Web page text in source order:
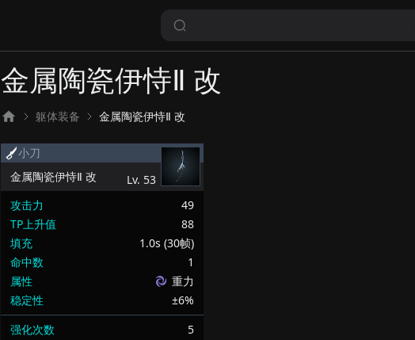
金属陶瓷伊恃Ⅱ 改
躯体装备
金属陶瓷伊恃Ⅱ 改
小刀
金属陶瓷伊恃Ⅱ 改
Lv. 53
攻击力
49
TP上升值
88
填充
1.0s (30帧)
命中数
1
属性
重力
稳定性
±6%
强化次数
5